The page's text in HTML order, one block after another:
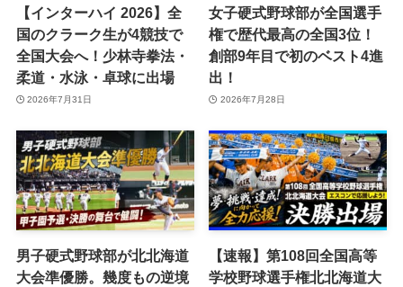
【インターハイ 2026】全
国のクラーク生が4競技で
全国大会へ！少林寺拳法・
柔道・水泳・卓球に出場
2026年7月31日
女子硬式野球部が全国選手
権で歴代最高の全国3位！
創部9年目で初のベスト4進
出！
2026年7月28日
男子硬式野球部が北北海道
大会準優勝。幾度もの逆境
【速報】第108回全国高等
学校野球選手権北北海道大